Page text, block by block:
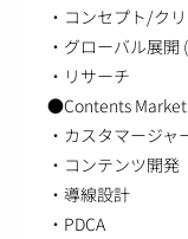
・コンセプト/ク
・グローバル展
・リサーチ
●Contents
・カスタマージャ
・コンテンツ開発
・導線設計
・PDCA